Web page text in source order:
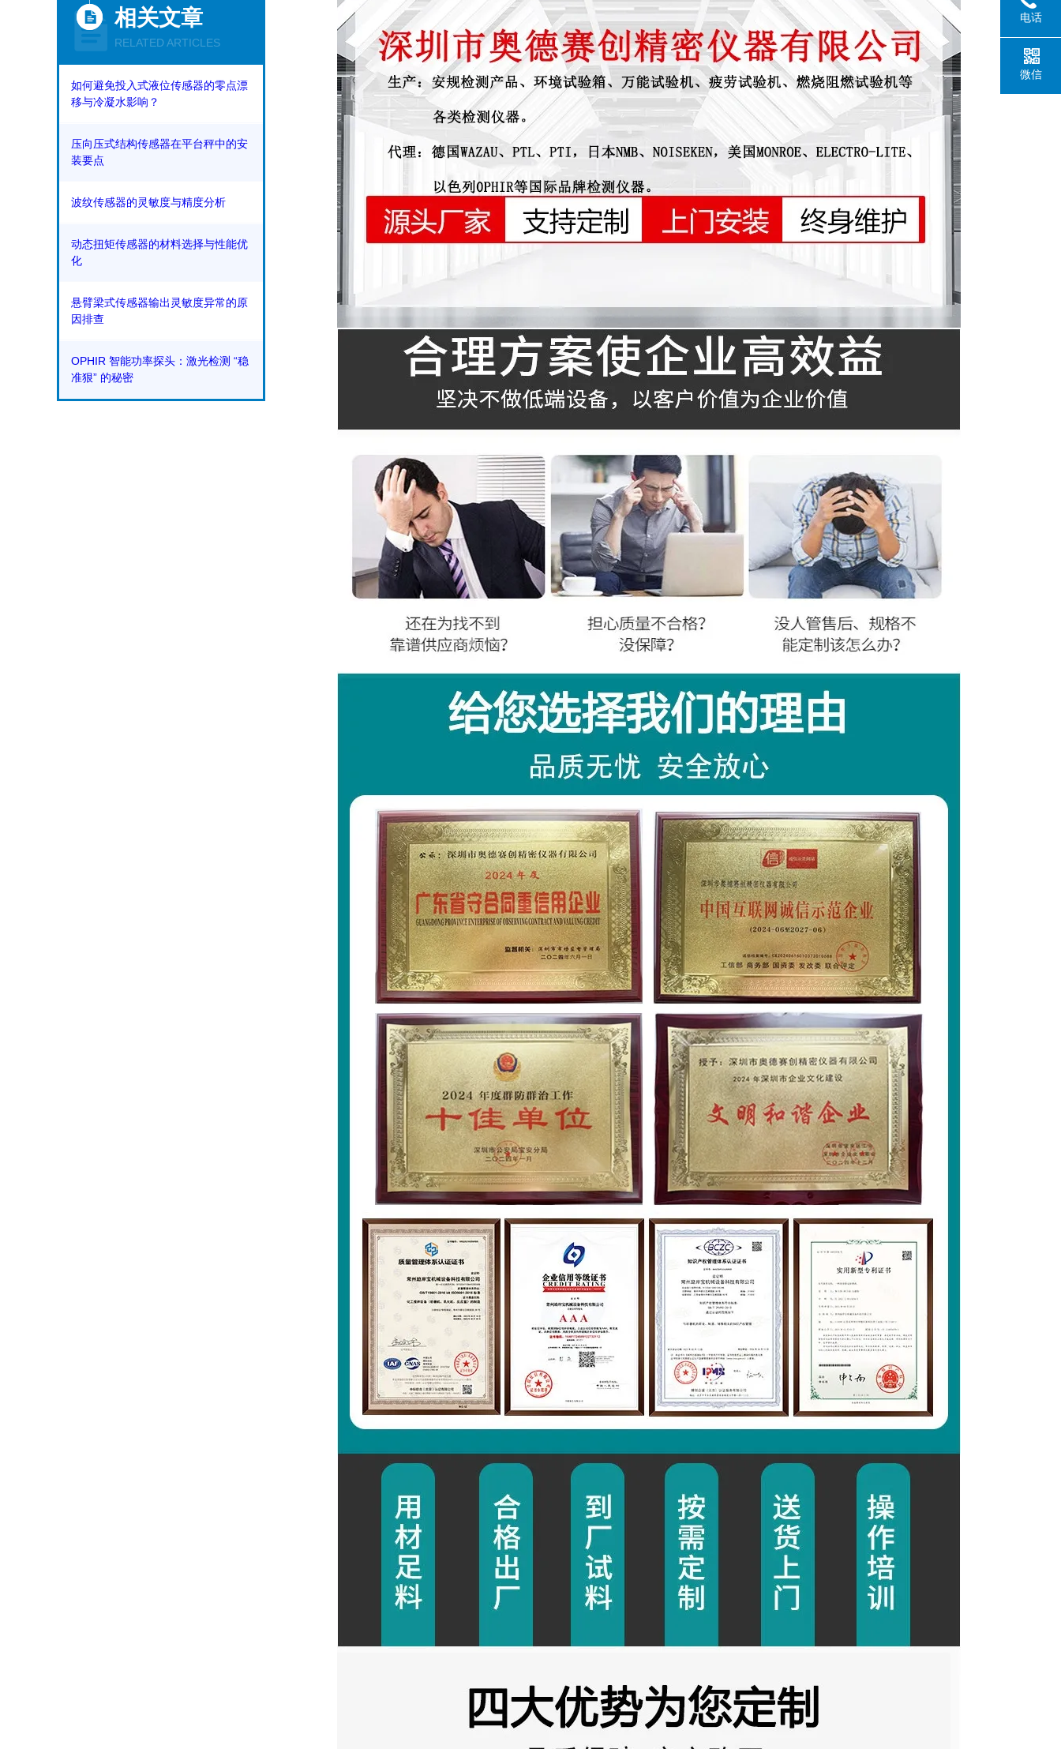
相关文章
RELATED ARTICLES
如何避免投入式液位传感器的零点漂
移与冷凝水影响？
压向压式结构传感器在平台秤中的安
装要点
波纹传感器的灵敏度与精度分析
动态扭矩传感器的材料选择与性能优
化
悬臂梁式传感器输出灵敏度异常的原
因排查
OPHIR 智能功率探头：激光检测 “稳
准狠” 的秘密
电话
微信